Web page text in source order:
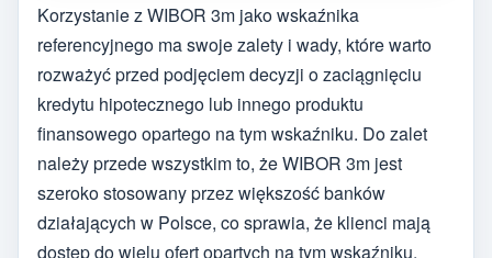
Korzystanie z WIBOR 3m jako wskaźnika
referencyjnego ma swoje zalety i wady, które warto
rozważyć przed podjęciem decyzji o zaciągnięciu
kredytu hipotecznego lub innego produktu
finansowego opartego na tym wskaźniku. Do zalet
należy przede wszystkim to, że WIBOR 3m jest
szeroko stosowany przez większość banków
działających w Polsce, co sprawia, że klienci mają
dostęp do wielu ofert opartych na tym wskaźniku.